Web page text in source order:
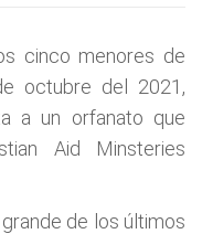
cinco menores de
octubre del 2021,
a un orfanato que
Aid Minsteries
de los últimos